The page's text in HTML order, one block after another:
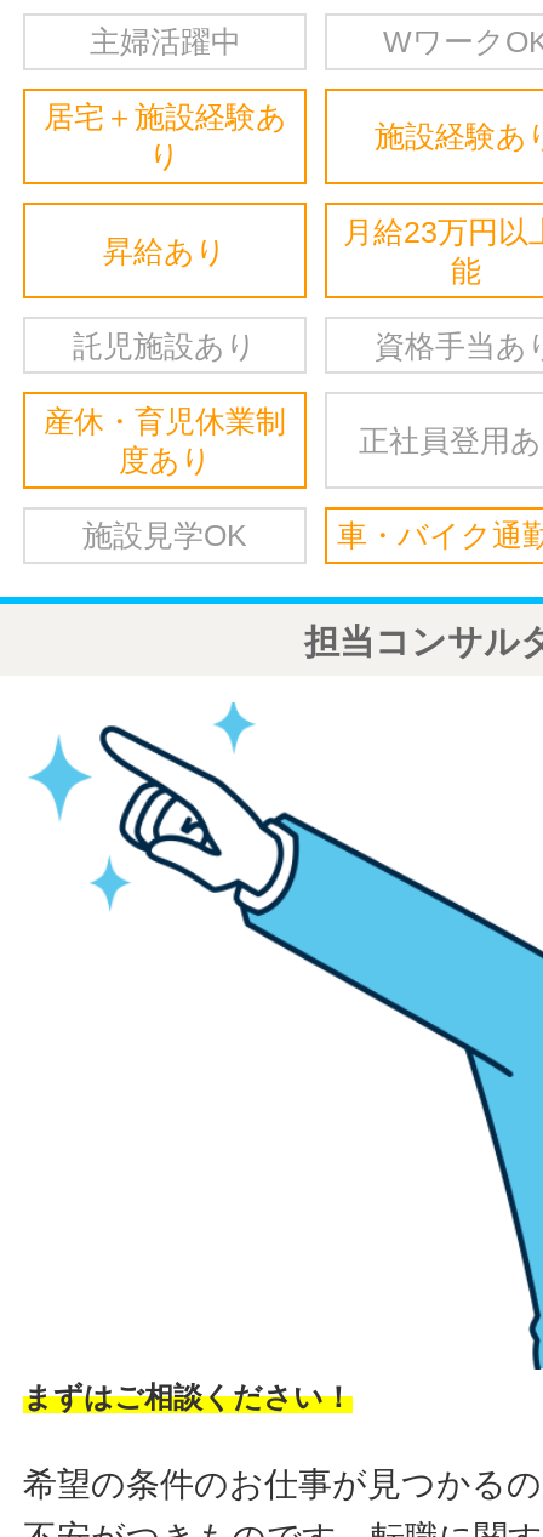
主婦活躍中 Wワーク
居宅＋施設経験あ
り
施設経験あ
昇給あり
月給23万円以
能
託児施設あり 資格手当あ
産休・育児休業制
度あり
正社員登用
施設見学OK 車・バイク通
担当コンサル
まずはご相談ください！
希望の条件のお仕事が見つかる